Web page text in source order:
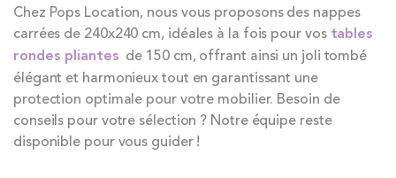
Chez Pops Location, nous vous proposons des nappes
carrées de 240x240 cm, idéales à la fois pour vos tables
rondes pliantes de 150 cm, offrant ainsi un joli tombé
élégant et harmonieux tout en garantissant une
protection optimale pour votre mobilier. Besoin de
conseils pour votre sélection ? Notre équipe reste
disponible pour vous guider !